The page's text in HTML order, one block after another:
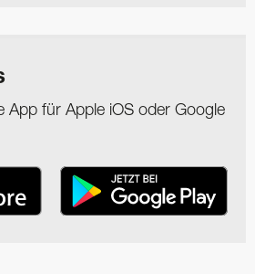
App für Apple iOS oder Google